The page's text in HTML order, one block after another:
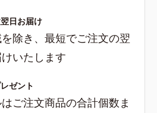
日お届け
除き、最短でご注文の翌
いたします
ゼント
ご注文商品の合計個数ま